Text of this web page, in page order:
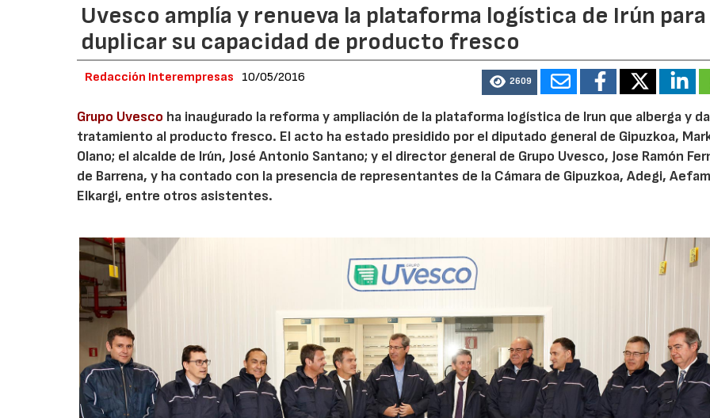
Uvesco amplía y renueva la plataforma logística de Irún para
duplicar su capacidad de producto fresco
Redacción Interempresas 10/05/2016 2609
Grupo Uvesco ha inaugurado la reforma y ampliación de la plataforma logística de Irun que alberga y da
tratamiento al producto fresco. El acto ha estado presidido por el diputado general de Gipuzkoa,
Olano; el alcalde de Irún, José Antonio Santano; y el director general de Grupo Uvesco, Jose Ramón
de Barrena, y ha contado con la presencia de representantes de la Cámara de Gipuzkoa, Adegi,
Elkargi, entre otros asistentes.